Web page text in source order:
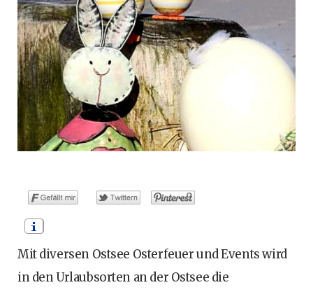
m t
Mit diversen Ostsee Osterfeuer und Events wird
in den Urlaubsorten an der Ostsee die